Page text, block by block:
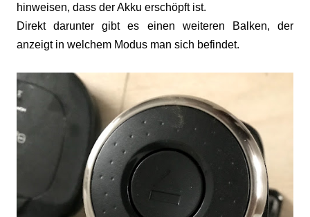
hinweisen, dass der Akku erschöpft ist.
Direkt darunter gibt es einen weiteren Balken, der
anzeigt in welchem Modus man sich befindet.